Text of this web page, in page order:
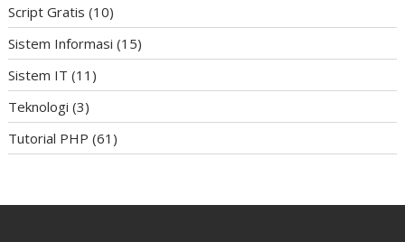
Script Gratis (10)
Sistem Informasi (15)
Sistem IT (11)
Teknologi (3)
Tutorial PHP (61)